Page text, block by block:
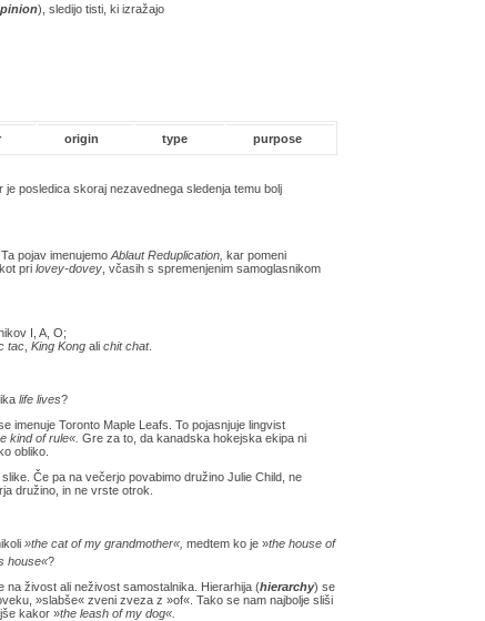
), sledijo tisti, ki izražajo
origin type purpose
posledica skoraj nezavednega sledenja temu bolj
pojav imenujemo Ablaut Reduplication, kar pomeni
pri lovey-dovey , včasih s spremenjenim samoglasnikom
I, A, O;
tac King Kong ali chit chat.
life lives?
imenuje Toronto Maple Leafs. To pojasnjuje lingvist
kind of rule«. Gre za to, da kanadska hokejska ekipa ni
obliko.
Če pa na večerjo povabimo družino Julie Child, ne
družino, in ne vrste otrok.
»the cat of my grandmother«, medtem ko je »the house of
house«?
na živost ali neživost samostalnika. Hierarhija (hierarchy) se
»slabše« zveni zveza z »of«. Tako se nam najbolje sliši
kakor »the leash of my dog«.